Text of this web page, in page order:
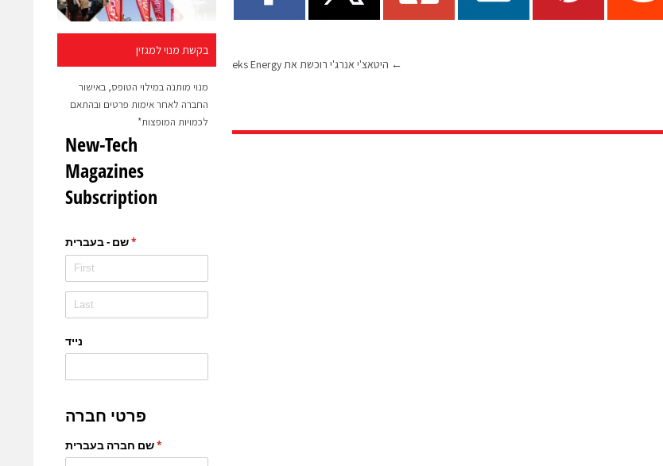
בקשת מנוי למגזין
מנוי מותנה במילוי הטופס, באישור
החברה לאחר אימות פרטים ובהתאם
לכמויות המופצות*
← היטאצ'י אנרג'י רוכשת את eks Energy